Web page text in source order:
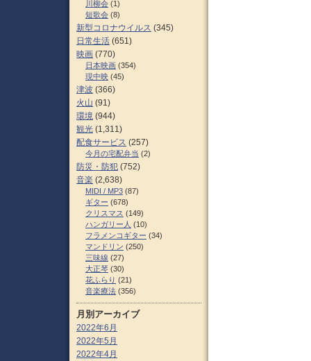
川柳会 (1)
短歌会 (8)
新型コロナウイルス (345)
日常生活 (651)
映画 (770)
日本映画 (354)
現中映 (45)
津波 (366)
火山 (91)
環境 (944)
観光 (1,311)
配食サービス (257)
今月の宅配弁当 (2)
防災・防犯 (752)
音楽 (2,638)
MIDI / MP3 (87)
ギター (678)
クリスマス (149)
ハンガリー人 (10)
フラメンコギター (34)
マンドリン (250)
三味線 (27)
大正琴 (30)
花ふらり (21)
音楽療法 (356)
月別アーカイブ
2022年6月
2022年5月
2022年4月